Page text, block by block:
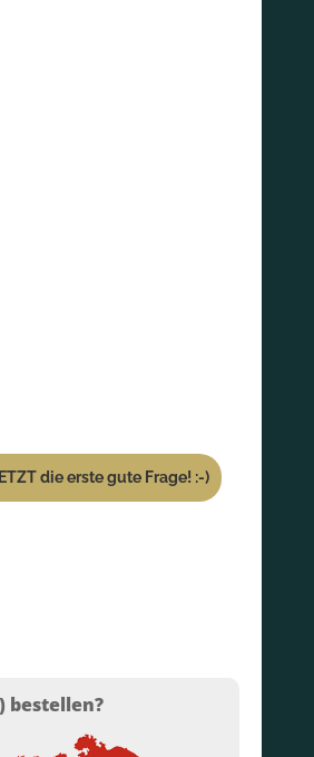
die erste gute Frage! :-)
bestellen?